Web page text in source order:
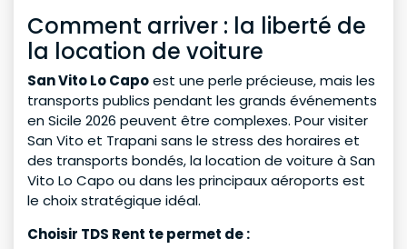
Comment arriver : la liberté de
la location de voiture
San Vito Lo Capoest une perle précieuse, mais les
transports publics pendant les grands événements
en Sicile 2026 peuvent être complexes. Pour visiter
San Vito et Trapani sans le stress des horaires et
des transports bondés, la location de voiture à San
Vito Lo Capo ou dans les principaux aéroports est
le choix stratégique idéal.
Choisir TDS Rent te permet de :